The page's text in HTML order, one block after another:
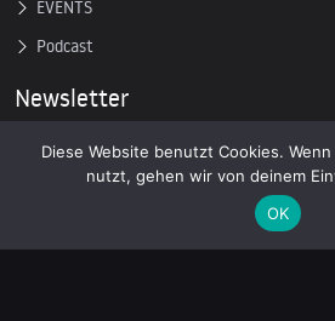
EVENTS
Podcast
Newsletter
Tragen Sie sich in unsere Mailingliste ein,
Nachrichten über unabhängigen
Diese Website benutzt Cookies.
nutzt, gehen wir von deinem
OK